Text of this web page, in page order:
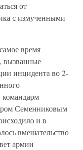
от
с измученными
время
вызванные
инцидента во 2-
Семенниковым
и в
вмешательство
армии